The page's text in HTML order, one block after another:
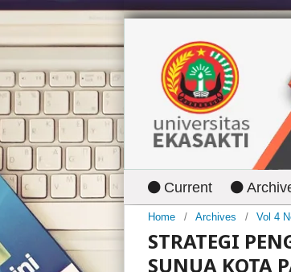
Current
Home / Archives / Vol 4
STRATEGI
SUNUA KOTA